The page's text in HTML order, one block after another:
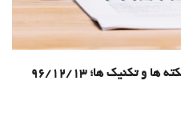
و تکنیک ها؛ 96/12/13